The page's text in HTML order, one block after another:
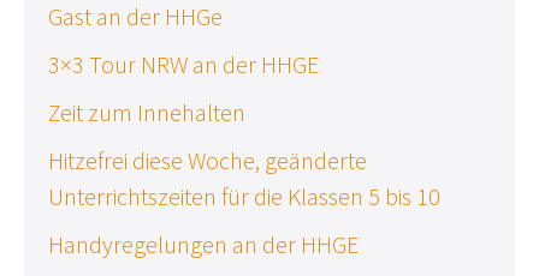
Gast an der HHGe
3×3 Tour NRW an der HHGE
Zeit zum Innehalten
Hitzefrei diese Woche, geänderte
Unterrichtszeiten für die Klassen 5 bis 10
Handyregelungen an der HHGE